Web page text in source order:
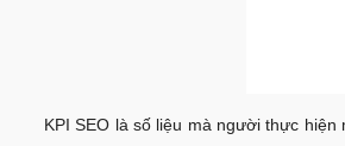
KPI SEO là số liệu mà người thực